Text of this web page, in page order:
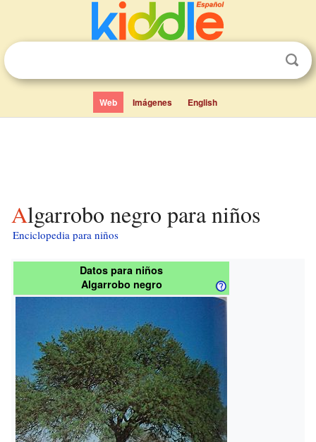
Web Imágenes English
Algarrobo negro para niños
Enciclopedia para niños
Datos para niños
Algarrobo negro